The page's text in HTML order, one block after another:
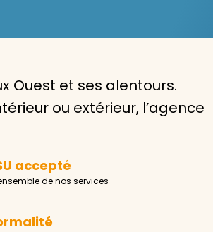
VIVASERVICES,
à domicile
l’entretien de votre logement, la
d’un parent, nos
Ouest et ses alentours.
ou extérieur, l’agence
accepté
de nos services